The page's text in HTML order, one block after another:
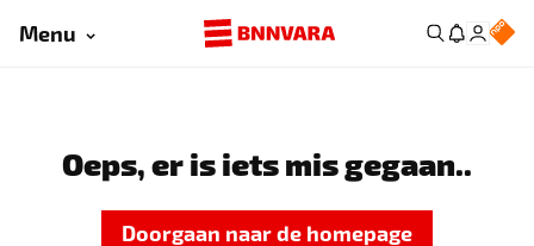
Menu
Oeps, er is iets mis gegaan..
Doorgaan naar de homepage